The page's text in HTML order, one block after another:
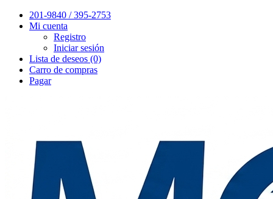
201-9840 / 395-2753
Mi cuenta
Registro
Iniciar sesión
Lista de deseos (0)
Carro de compras
Pagar